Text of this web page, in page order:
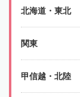
北海道・東北
関東
甲信越・北陸